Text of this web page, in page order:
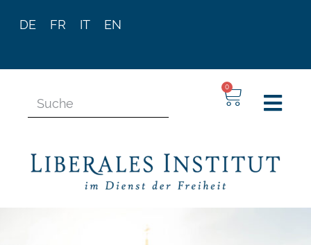
DE FR IT EN
0